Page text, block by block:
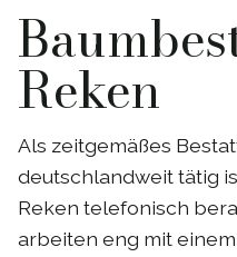
Reken
Als zeitgemäßes
deutschlandweit tätig
Reken telefonisch
arbeiten eng mit